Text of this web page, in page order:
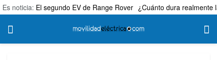
Es noticia: El segundo EV de Range Rover ¿Cuánto dura realmente